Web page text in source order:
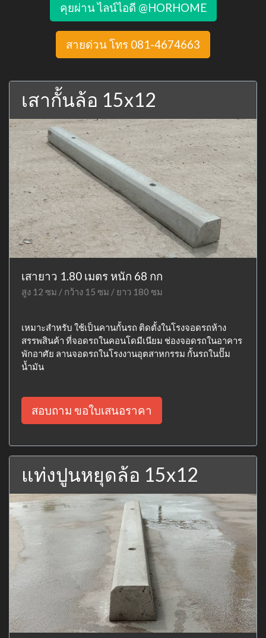
คุยผ่าน ไลน์ไอดี @HORHOME
สายด่วน โทร 081-4674663
เสากั้นล้อ 15x12
เสายาว 1.80 เมตร หนัก 68 กก
สูง 12 ซม / กว้าง 15 ซม / ยาว 180 ซม
เหมาะสำหรับ ใช้เป็นคานกั้นรถ ติดตั้งในโรงจอดรถห้าง
สรรพสินค้า ที่จอดรถในคอนโดมีเนียม ช่องจอดรถในอาคาร
พักอาศัย ลานจอดรถในโรงงานอุตสาหกรรม กั้นรถในปั๊ม
น้ำมัน
สอบถาม ขอใบเสนอราคา
แท่งปูนหยุดล้อ 15x12